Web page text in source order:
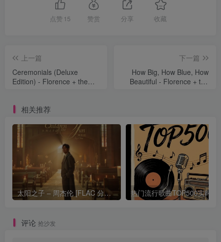
点赞 15 赞赏 分享 收藏
上一篇
Ceremonials (Deluxe
Edition) - Florence + the
下一篇
How Big, How Blue, How
Beautiful - Florence + the
相关推荐
太阳之子 – 周杰伦 [FLAC 分轨 192Khz 24bit]
评论 抢沙发